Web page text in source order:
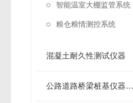
智能温室大棚监管系统
粮仓粮情测控系统
混凝土耐久性测试仪器
公路道路桥梁桩基仪器设备